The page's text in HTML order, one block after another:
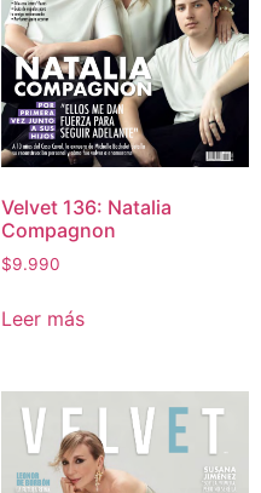
Velvet 136: Natalia
Compagnon
$9.990
Leer más